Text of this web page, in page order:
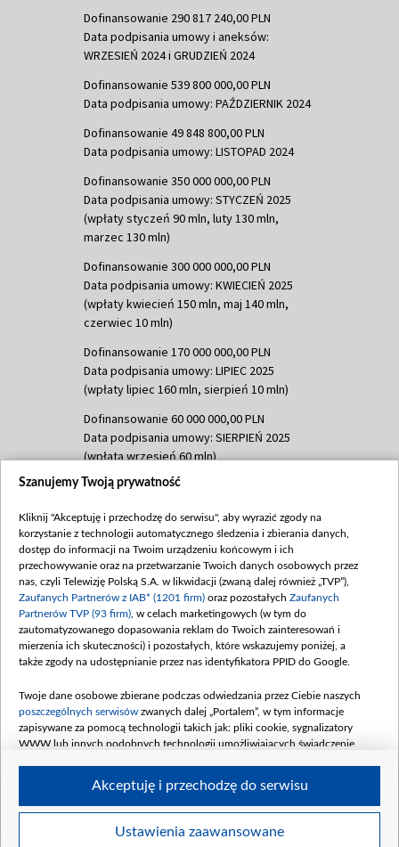
Dofinansowanie 290 817 240,00 PLN
Data podpisania umowy i aneksów:
WRZESIEŃ 2024 i GRUDZIEŃ 2024
Dofinansowanie 539 800 000,00 PLN
Data podpisania umowy: PAŹDZIERNIK 2024
Dofinansowanie 49 848 800,00 PLN
Data podpisania umowy: LISTOPAD 2024
Dofinansowanie 350 000 000,00 PLN
Data podpisania umowy: STYCZEŃ 2025
(wpłaty styczeń 90 mln, luty 130 mln,
marzec 130 mln)
Dofinansowanie 300 000 000,00 PLN
Data podpisania umowy: KWIECIEŃ 2025
(wpłaty kwiecień 150 mln, maj 140 mln,
czerwiec 10 mln)
Dofinansowanie 170 000 000,00 PLN
Data podpisania umowy: LIPIEC 2025
(wpłaty lipiec 160 mln, sierpień 10 mln)
Dofinansowanie 60 000 000,00 PLN
Data podpisania umowy: SIERPIEŃ 2025
(wpłata wrzesień 60 mln)
Dofinansowanie 635 783 051,21 PLN
(wpłata wrzesień 100 mln, październik 350
mln, listopad 265 mln)
Dofinansowanie 48 862 000,00 PLN
Data podpisania umowy: GRUDZIEŃ 2025
(wpłata grudzień 60,548 mln)
Dofinansowanie 900 000 000,00 PLN
Data podpisania umowy: LUTY 2026 (wpłata
kwiecień 180 mln, 7 maja 180 mln, 8
czerwca 90 mln)
Dofinansowanie 250 000 000,00 PLN
4 sierpnia 250 mln
Szanujemy Twoją prywatność
Kliknij "Akceptuję i przechodzę do serwisu", aby wyrazić zgody na
korzystanie z technologii automatycznego śledzenia i zbierania danych,
dostęp do informacji na Twoim urządzeniu końcowym i ich
przechowywanie oraz na przetwarzanie Twoich danych osobowych przez
nas, czyli Telewizję Polską S.A. w likwidacji (zwaną dalej również „TVP”),
Zaufanych Partnerów z IAB* (1201 firm) oraz pozostałych Zaufanych
Partnerów TVP (93 firm) , w celach marketingowych (w tym do
zautomatyzowanego dopasowania reklam do Twoich zainteresowań i
mierzenia ich skuteczności) i pozostałych, które wskazujemy poniżej, a
także zgody na udostępnianie przez nas identyfikatora PPID do Google.
Twoje dane osobowe zbierane podczas odwiedzania przez Ciebie naszych
poszczególnych serwisów zwanych dalej „Portalem”, w tym informacje
zapisywane za pomocą technologii takich jak: pliki cookie, sygnalizatory
WWW lub innych podobnych technologii umożliwiających świadczenie
Twoje dane osobowe zbierane podczas odwiedzania przez Ciebie
Ustawienia zaawansowane
Akceptuję i przechodzę do serwisu